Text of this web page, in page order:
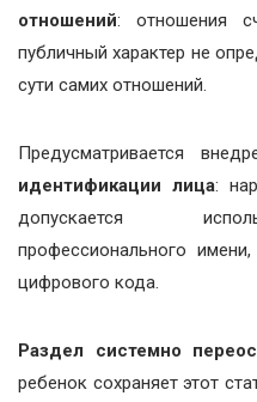
отношений: отношения
публичный характер не
сути самих отношений.
Предусматривается
идентификации лица:
допускается
профессионального
цифрового кода.
Раздел системно
ребенок сохраняет этот